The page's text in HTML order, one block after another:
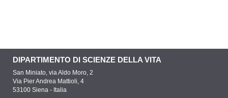
DIPARTIMENTO DI SCIENZE DELLA VITA
San Miniato, via Aldo Moro, 2
Via Pier Andrea Mattioli, 4
53100 Siena - Italia